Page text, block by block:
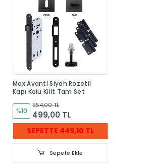
Max Avanti Siyah Rozetli
Kapı Kolu Kilit Tam Set
%10
554,00 TL
499,00 TL
SEPETTE 449,10 TL
Sepete Ekle